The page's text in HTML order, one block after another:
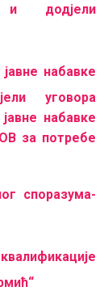
додјели
набавке
уговора
набавке
за потребе
споразума-